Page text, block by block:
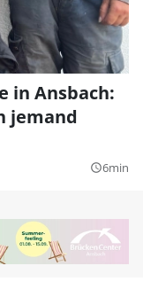
in Ansbach:
jemand
query_builder6min